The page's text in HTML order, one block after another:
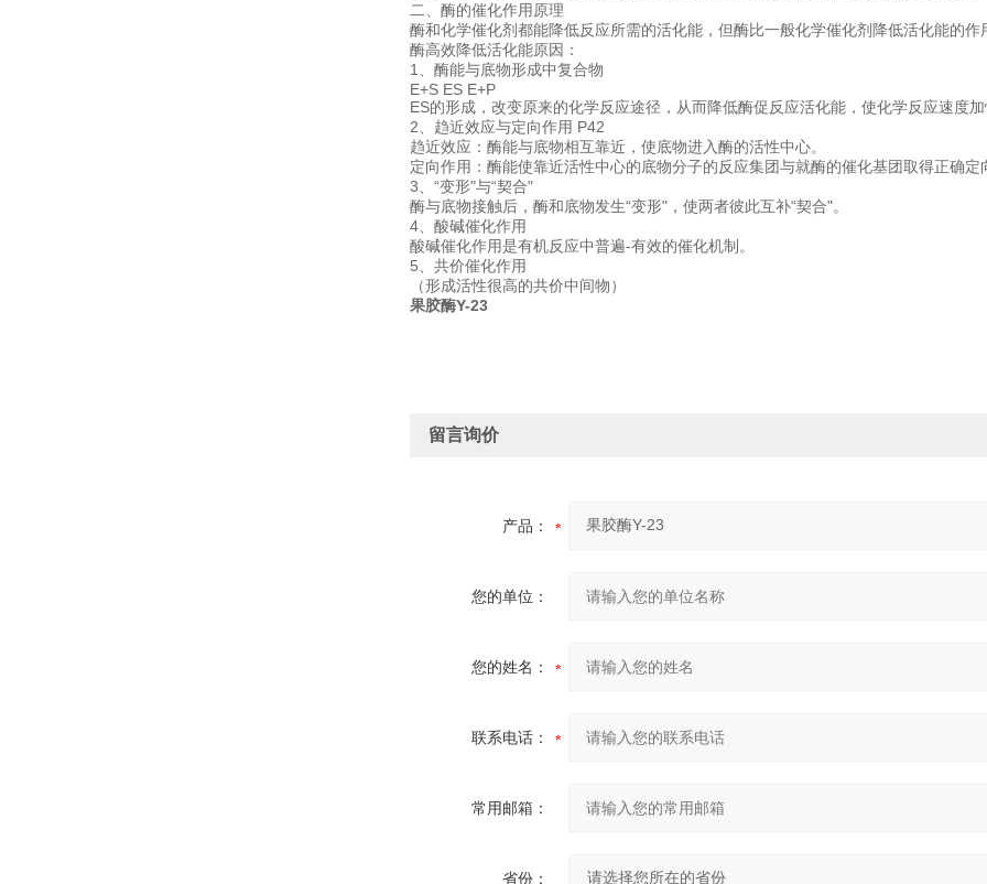
二、酶的催化作用原理
酶和化学催化剂都能降低反应所需的活化能，但酶比一般化学催化剂降低活化能的作
酶高效降低活化能原因：
1、酶能与底物形成中复合物
E+S ES E+P
ES的形成，改变原来的化学反应途径，从而降低酶促反应活化能，使化学反应速度加
2、趋近效应与定向作用 P42
趋近效应：酶能与底物相互靠近，使底物进入酶的活性中心。
定向作用：酶能使靠近活性中心的底物分子的反应集团与就酶的催化基团取得正确定
3、“变形"与“契合"
酶与底物接触后，酶和底物发生“变形"，使两者彼此互补“契合"。
4、酸碱催化作用
酸碱催化作用是有机反应中普遍-有效的催化机制。
5、共价催化作用
（形成活性很高的共价中间物）
果胶酶Y-23
留言询价
产品：
您的单位：
您的姓名：
联系电话：
常用邮箱：
省份：